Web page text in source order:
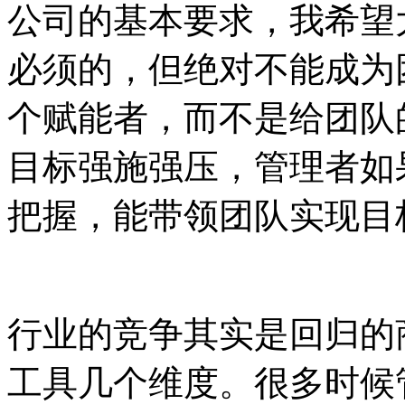
公司的基本要求，我希
必须的，但绝对不能成为
个赋能者，而不是给团
目标强施强压，管理者
把握，能带领团队实现目
行业的竞争其实是回归
工具几个维度。很多时